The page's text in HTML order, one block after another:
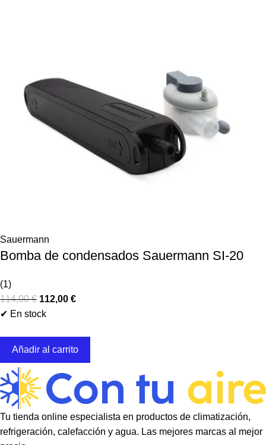
Sauermann
Bomba de condensados Sauermann SI-20
(1)
114,00€ 112,00 €
✔ En stock
Añadir al carrito
Tu tienda online especialista en productos de climatización,
refrigeración, calefacción y agua. Las mejores marcas al mejor